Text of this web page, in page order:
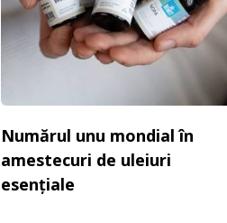
Numărul unu mondial în
amestecuri de uleiuri
esențiale